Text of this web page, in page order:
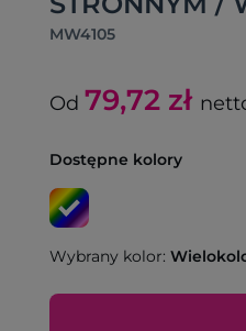
MW4105
Od 79,72 zł
Dostępne kolory
Wybrany kolor: